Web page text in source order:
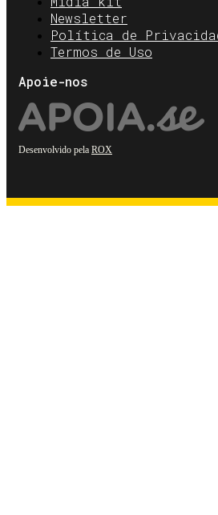
Newsletter
Política de
Termos de Uso
Apoie-nos
Desenvolvido pela ROX